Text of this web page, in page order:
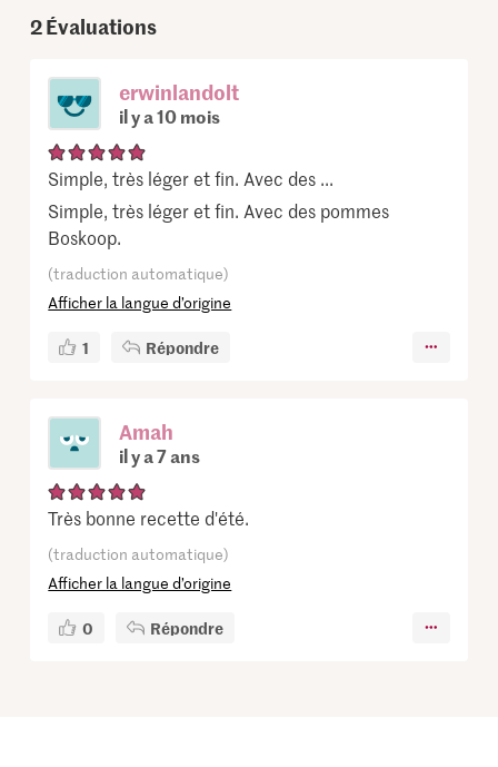
2Évaluations
erwinlandolt
il y a 10 mois
Simple, très léger et fin. Avec des ...
Simple, très léger et fin. Avec des pommes
Boskoop.
(traduction automatique)
Afficher la langue d’origine
1 Répondre
Amah
il y a 7 ans
Très bonne recette d'été.
(traduction automatique)
Afficher la langue d’origine
0 Répondre